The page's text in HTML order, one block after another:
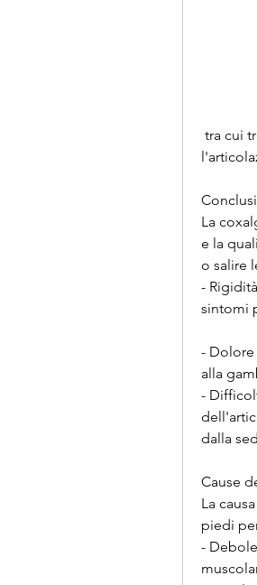
La
e la
o salire
-
sintomi
- Dolore
alla
-
dalla
Cause
La
piedi
-